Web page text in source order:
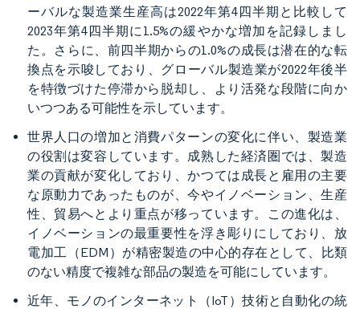
ーバルな製造業生産高は2022年第4四半期と比較して
2023年第4四半期に1.5%の緩やかな増加を記録しまし
た。さらに、前四半期からの1.0%の成長は潜在的な転
換点を示唆しており、グローバル製造業が2022年後半
を特徴づけた停滞から脱却し、より活発な段階に向か
いつつある可能性を示しています。
世界人口の増加と消費パターンの変化に伴い、製造業
の役割は変容しています。成熟した経済圏では、製造
業の貢献が変化しており、かつては成長と雇用の主要
な原動力であったものが、今やイノベーション、生産
性、貿易へとより重点が移っています。この進化は、
イノベーションの最重要性を浮き彫りにしており、放
電加工（EDM）が精密製造の中心的存在として、比類
のない精度で複雑な部品の製造を可能にしています。
近年、モノのインターネット（IoT）技術と自動化の統